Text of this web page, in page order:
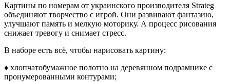
Картины по номерам от украинского производителя Strateg
объединяют творчество с игрой. Они развивают фантазию,
улучшают память и мелкую моторику. А процесс рисования
снижает тревогу и снимает стресс.
В наборе есть всё, чтобы нарисовать картину:
♦ хлопчатобумажное полотно на деревянном подрамнике с
пронумерованными контурами;